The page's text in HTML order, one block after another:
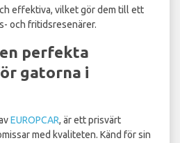
effektiva, vilket gör dem till ett
och fritidsresenärer.
perfekta
gatorna i
EUROPCAR, är ett prisvärt
med kvaliteten. Känd för sin